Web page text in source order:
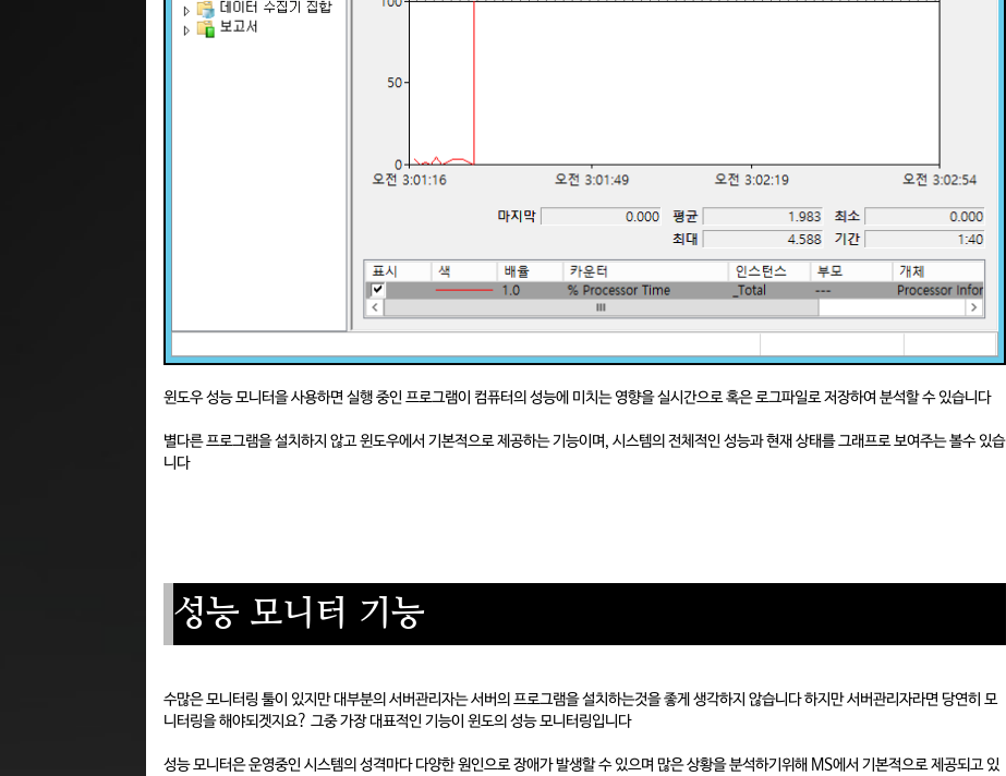
윈도우 성능 모니터을 사용하면 실행 중인 프로그램이 컴퓨터의 성능에 미치는 영향을 실시간으로 혹은 로그파일로 저장하여 분석할 수 있습니다
별다른 프로그램을 설치하지 않고 윈도우에서 기본적으로 제공하는 기능이며, 시스템의 전체적인 성능과 현재 상태를 그래프로 보여주는 볼수 있습
니다
성능 모니터 기능
수많은 모니터링 툴이 있지만 대부분의 서버관리자는 서버의 프로그램을 설치하는것을 좋게 생각하지 않습니다 하지만 서버관리자라면 당연히 모
니터링을 해야되겟지요? 그중 가장 대표적인 기능이 윈도의 성능 모니터링입니다
성능 모니터은 운영중인 시스템의 성격마다 다양한 원인으로 장애가 발생할 수 있으며 많은 상황을 분석하기위해 MS에서 기본적으로 제공되고 있